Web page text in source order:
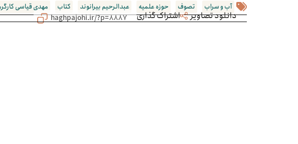
آب و سراب تصوف حوزه علمیه عبدالرحیم بیرانوند کتاب مهدی قیاسی
دانلود تصاویر اشتراک گذاری